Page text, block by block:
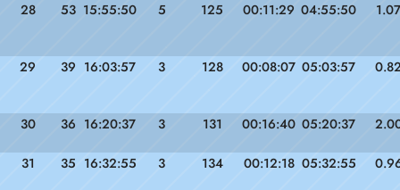
28 53 15:55:50 5 125 00:11:29 04:55:50 1.07
29 39 16:03:57 3 128 00:08:07 05:03:57
30 36 16:20:37 3 131 00:16:40 05:20:37
31 35 16:32:55 3 134 00:12:18 05:32:55